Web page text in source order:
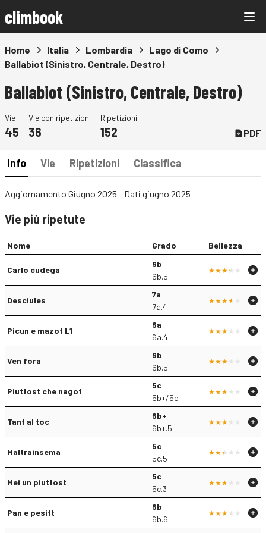
climbook
Home Italia Lombardia
Lago di Como
Ballabiot (Sinistro, Centrale, Destro)
Ballabiot (Sinistro, Centrale, Destro)
Vie
45
Vie con ripetizioni
36
Ripetizioni
152 PDF
Info Vie Ripetizioni Classifica
Aggiornamento Giugno 2025 - Dati giugno 2025
Vie più ripetute
Nome Grado Bellezza
Carlo cudega
6b
6b.5
Desciules
7a
7a.4
Picun e mazot L1
6a
6a.4
Ven fora
6b
6b.5
Piuttost che nagot
5c
5b+/5c
Tant al toc
6b+
6b+.5
Maltrainsema
5c
5c.5
Mei un piuttost
5c
5c.3
Pan e pesitt
6b
6b.6